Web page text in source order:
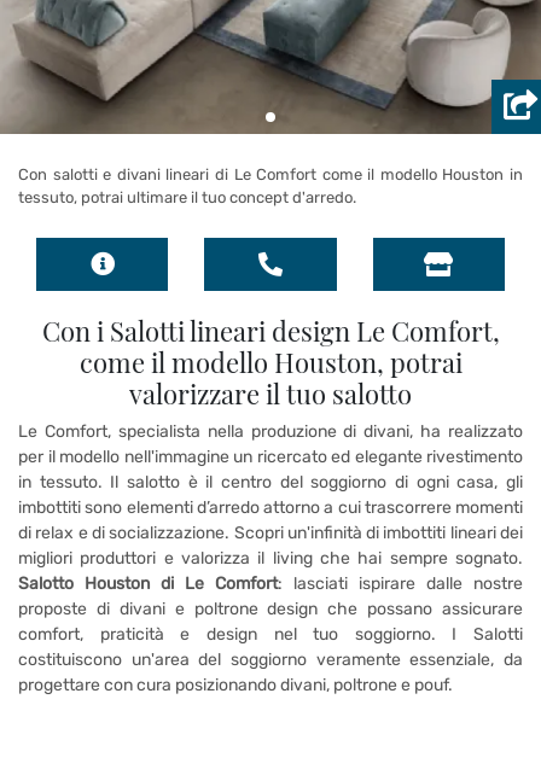
Con i Salotti lineari design Le Comfort,
come il modello Houston, potrai
valorizzare il tuo salotto
Le Comfort, specialista nella produzione di divani, ha realizzato
per il modello nell'immagine un ricercato ed elegante rivestimento
in tessuto. Il salotto è il centro del soggiorno di ogni casa, gli
imbottiti sono elementi d’arredo attorno a cui trascorrere momenti
di relax e di socializzazione. Scopri un'infinità di imbottiti lineari dei
migliori produttori e valorizza il living che hai sempre sognato.
Salotto Houston di Le Comfort: lasciati ispirare dalle nostre
proposte di divani e poltrone design che possano assicurare
comfort, praticità e design nel tuo soggiorno. I Salotti
costituiscono un'area del soggiorno veramente essenziale, da
progettare con cura posizionando divani, poltrone e pouf.
Con salotti e divani lineari di Le Comfort come il modello Houston in
tessuto, potrai ultimare il tuo concept d'arredo.